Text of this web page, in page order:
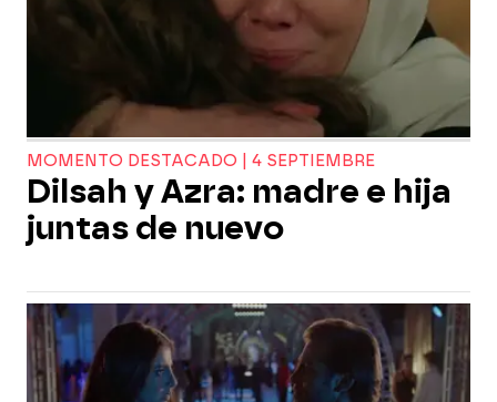
MOMENTO DESTACADO | 4 SEPTIEMBRE
Dilsah y Azra: madre e hija
juntas de nuevo